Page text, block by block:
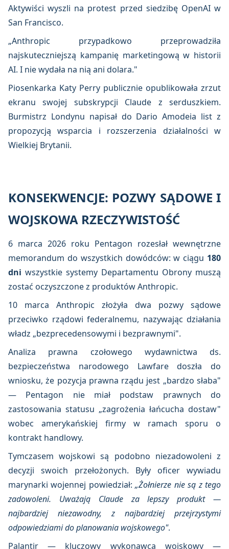
Aktywiści wyszli na protest przed siedzibę OpenAI w
San Francisco.
„Anthropic przypadkowo przeprowadziła
najskuteczniejszą kampanię marketingową w historii
AI. I nie wydała na nią ani dolara."
Piosenkarka Katy Perry publicznie opublikowała zrzut
ekranu swojej subskrypcji Claude z serduszkiem.
Burmistrz Londynu napisał do Dario Amodeia list z
propozycją wsparcia i rozszerzenia działalności w
Wielkiej Brytanii.
KONSEKWENCJE: POZWY SĄDOWE I
WOJSKOWA RZECZYWISTOŚĆ
6 marca 2026 roku Pentagon rozesłał wewnętrzne
memorandum do wszystkich dowódców: w ciągu 180
dni wszystkie systemy Departamentu Obrony muszą
zostać oczyszczone z produktów Anthropic.
10 marca Anthropic złożyła dwa pozwy sądowe
przeciwko rządowi federalnemu, nazywając działania
władz „bezprecedensowymi i bezprawnymi".
Analiza prawna czołowego wydawnictwa ds.
bezpieczeństwa narodowego Lawfare doszła do
wniosku, że pozycja prawna rządu jest „bardzo słaba"
— Pentagon nie miał podstaw prawnych do
zastosowania statusu „zagrożenia łańcucha dostaw"
wobec amerykańskiej firmy w ramach sporu o
kontrakt handlowy.
Tymczasem wojskowi są podobno niezadowoleni z
decyzji swoich przełożonych. Były oficer wywiadu
marynarki wojennej powiedział:„Żołnierze nie są z tego
zadowoleni. Uważają Claude za lepszy produkt —
najbardziej niezawodny, z najbardziej przejrzystymi
odpowiedziami do planowania wojskowego".
Palantir — kluczowy wykonawca wojskowy —